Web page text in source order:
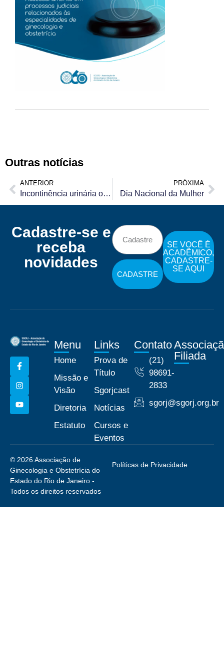
Outras notícias
ANTERIOR
Incontinência urinária ou fecal
PRÓXIMA
Dia Nacional da Mulher
Cadastre-se e
receba
novidades
CADASTRE
SE VOCÊ É
ACADÊMICO,
CADASTRE-
SE AQUI
Menu
Home
Missão e
Visão
Diretoria
Estatuto
Links
Prova de
Título
Sgorjcast
Notícias
Cursos e
Eventos
Contato
(21)
98691-
2833
sgorj@sgorj.org.br
Filiada
© 2026 Associação de
Ginecologia e Obstetrícia do
Estado do Rio de Janeiro -
Todos os direitos reservados
Políticas de Privacidade